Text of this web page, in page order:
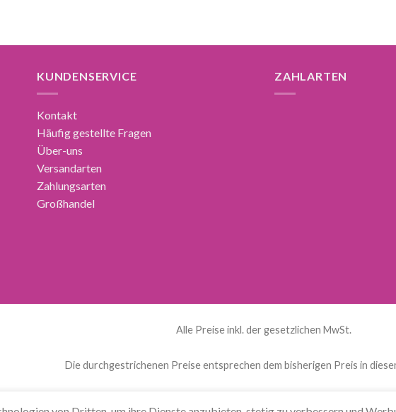
KUNDENSERVICE
Kontakt
Häufig gestellte Fragen
Über-uns
Versandarten
Zahlungsarten
Großhandel
ZAHLARTEN
Alle Preise inkl. der gesetzlichen MwSt.
Die durchgestrichenen Preise entsprechen dem bisherigen Preis in
) Nederlands (Niederländisch) English(Englisch) Français(